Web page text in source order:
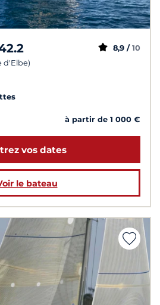
d'Elbe)
8,9 / 10
à partir de 1 000 €
vos dates
le bateau